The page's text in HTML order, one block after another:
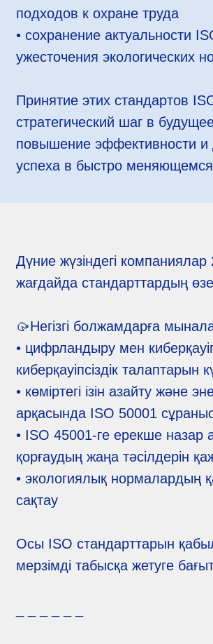
подходов к охране труда
• сохранение актуальности
ужесточения экологических
Принятие этих стандартов
стратегический шаг в
повышение эффективности и
успеха в быстро
Дүние жүзіндегі
жағдайда стандарттардың
🥠Негізгі болжамдарға
• цифрландыру мен
киберқауіпсіздік талаптарын
• көміртегі ізін азайту және
арқасында ISO 50001
• ISO 45001-ге ерекше назар
қорғаудың жаңа тәсілдерін
• экологиялық нормалардың
сақтау
Осы ISO стандарттарын
мерзімді табысқа жетуге